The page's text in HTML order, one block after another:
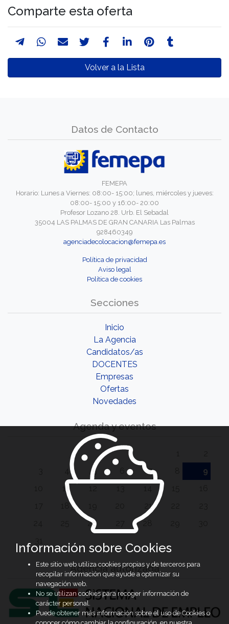
Comparte esta oferta
Volver a la Lista
Datos de Contacto
FEMEPA
Horario: Lunes a Viernes: 08:00- 15:00; lunes, miércoles y jueves:
08:00- 15:00 y 16:00- 20:00
Profesor Lozano 28. Urb. El Sebadal
35004 LAS PALMAS DE GRAN CANARIA Las Palmas
928460349
agenciadecolocacion@femepa.es
Política de privacidad
Aviso legal
Política de cookies
Secciones
Inicio
La Agencia
Candidatos/as
DOCENTES
Empresas
Ofertas
Novedades
Agenda y eventos
5 7
9
11
21
26 28
Agencia autorizada
Información sobre Cookies
Este sitio web utiliza cookies propias y de terceros para
recopilar información que ayude a optimizar su
navegación web.
No se utilizan cookies para recoger información de
carácter personal.
Puede obtener más información sobre el uso de Cookies o